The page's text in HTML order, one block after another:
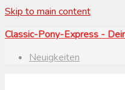
Skip to main content
Classic-Pony-Express -
Neuigkeiten